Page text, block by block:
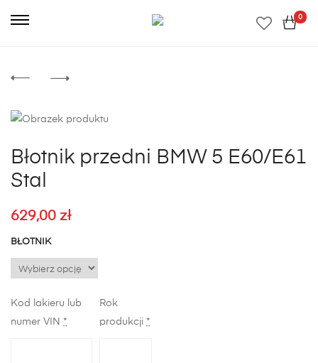
0
Błotnik przedni BMW 5 E60/E61
Stal
629,00 zł
BŁOTNIK
Kod lakieru lub
numer VIN *
Rok
produkcji *